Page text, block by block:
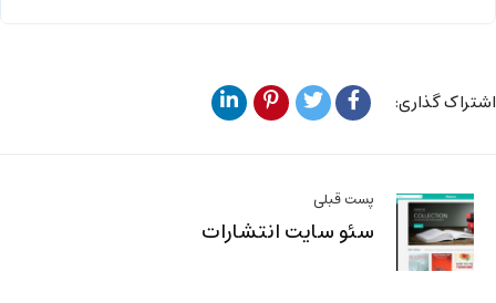
اشتراک گذاری:
پست قبلی
سئو سایت انتشارات